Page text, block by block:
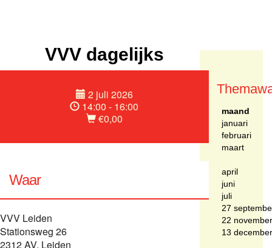
VVV dagelijks
2 juli 2026
14:00 - 16:00
€0,00
Waar
VVV Leiden
Stationsweg 26
2312 AV, Leiden
maand
januari
februari
maart
april
juni
juli
27
22 november
13 december